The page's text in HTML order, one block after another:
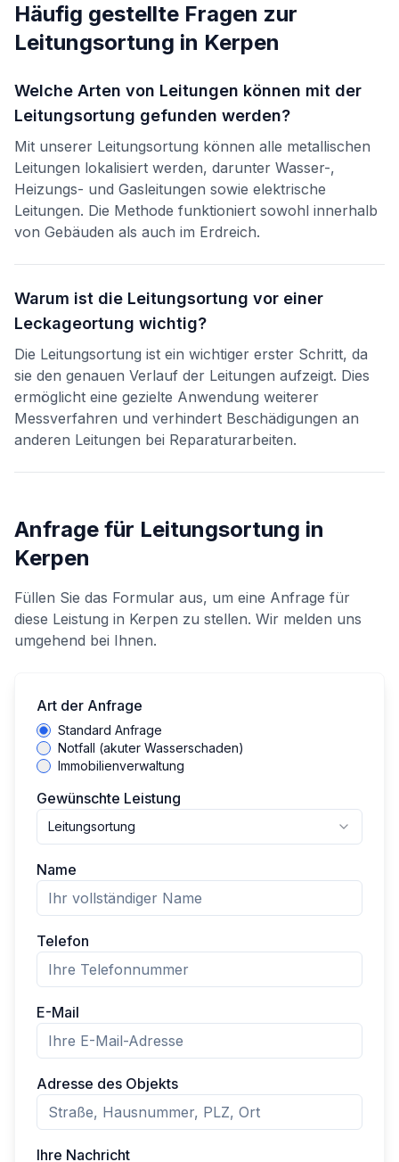
Häufig gestellte Fragen zur
Leitungsortung in Kerpen
Welche Arten von Leitungen können mit der
Leitungsortung gefunden werden?
Mit unserer Leitungsortung können alle metallischen
Leitungen lokalisiert werden, darunter Wasser-,
Heizungs- und Gasleitungen sowie elektrische
Leitungen. Die Methode funktioniert sowohl innerhalb
von Gebäuden als auch im Erdreich.
Warum ist die Leitungsortung vor einer
Leckageortung wichtig?
Die Leitungsortung ist ein wichtiger erster Schritt, da
sie den genauen Verlauf der Leitungen aufzeigt. Dies
ermöglicht eine gezielte Anwendung weiterer
Messverfahren und verhindert Beschädigungen an
anderen Leitungen bei Reparaturarbeiten.
Anfrage für Leitungsortung in
Kerpen
Füllen Sie das Formular aus, um eine Anfrage für
diese Leistung in Kerpen zu stellen. Wir melden uns
umgehend bei Ihnen.
Art der Anfrage
Standard Anfrage
Notfall (akuter Wasserschaden)
Immobilienverwaltung
Gewünschte Leistung
Leitungsortung
Name
Telefon
E-Mail
Adresse des Objekts
Ihre Nachricht